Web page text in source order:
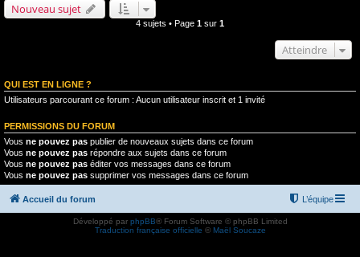
Nouveau sujet
4 sujets • Page 1 sur 1
Atteindre
QUI EST EN LIGNE ?
Utilisateurs parcourant ce forum : Aucun utilisateur inscrit et 1 invité
PERMISSIONS DU FORUM
Vous ne pouvez pas publier de nouveaux sujets dans ce forum
Vous ne pouvez pas répondre aux sujets dans ce forum
Vous ne pouvez pas éditer vos messages dans ce forum
Vous ne pouvez pas supprimer vos messages dans ce forum
Accueil du forum L’équipe
Développé par phpBB® Forum Software © phpBB Limited
Traduction française officielle © Maël Soucaze